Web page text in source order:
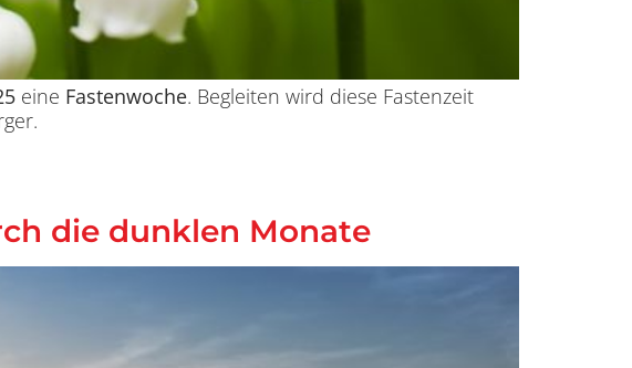
eine Fastenwoche. Begleiten wird diese Fastenzeit
die dunklen Monate